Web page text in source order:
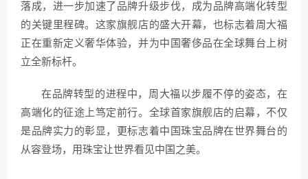
落成，进一步加速了品牌升级步伐，成为品牌高端化转型
的关键里程碑。这家旗舰店的盛大开幕，也标志着周大福
正在重新定义奢华体验，并为中国奢侈品在全球舞台上树
立全新标杆。
在品牌转型的进程中，周大福以步履不停的姿态，在
高端化的征途上笃定前行。全球首家旗舰店的启幕，不仅
是品牌实力的彰显，更标志着中国珠宝品牌在世界舞台的
从容登场，用珠宝让世界看见中国之美。